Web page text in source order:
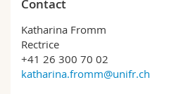
Contact
Katharina Fromm
Rectrice
+41 26 300 70 02
katharina.fromm@unifr.ch